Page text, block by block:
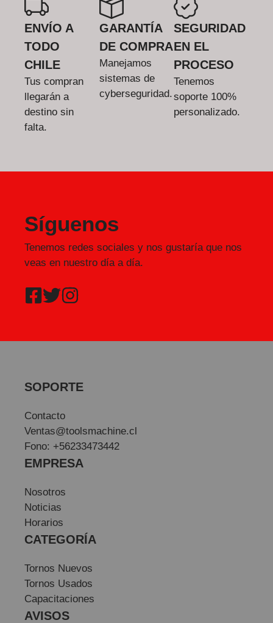
ENVÍO A
TODO
CHILE
Tus compran
llegarán a
destino sin
falta.
GARANTÍA
DE COMPRA
Manejamos
sistemas de
cyberseguridad.
SEGURIDAD
EN EL
PROCESO
Tenemos
soporte 100%
personalizado.
Síguenos
Tenemos redes sociales y nos gustaría que nos
veas en nuestro día a día.
SOPORTE
Contacto
Ventas@toolsmachine.cl
Fono: +56233473442
EMPRESA
Nosotros
Noticias
Horarios
CATEGORÍA
Tornos Nuevos
Tornos Usados
Capacitaciones
AVISOS